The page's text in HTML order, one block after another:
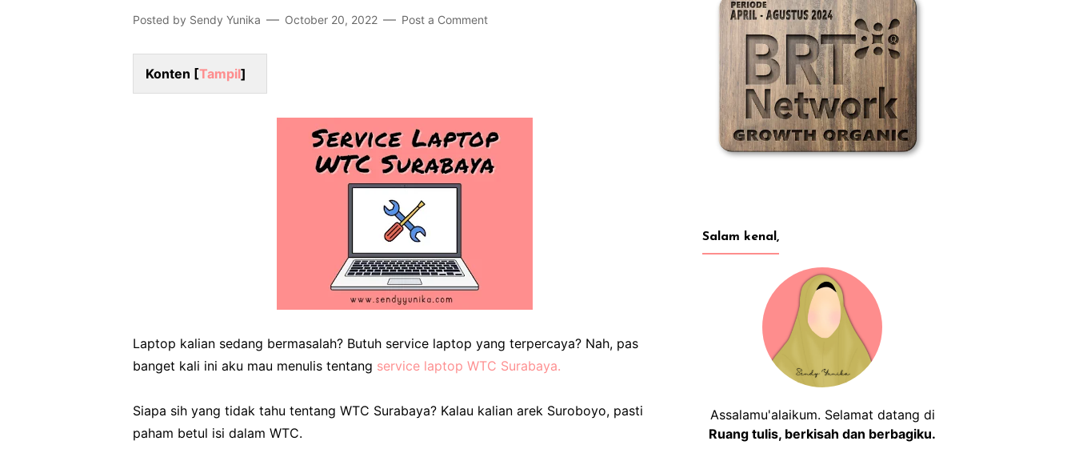
Posted by Sendy Yunika October 20, 2022 Post a Comment
Konten [Tampil]
Laptop kalian sedang bermasalah? Butuh service laptop yang terpercaya? Nah, pas
banget kali ini aku mau menulis tentang service laptop WTC Surabaya.
Siapa sih yang tidak tahu tentang WTC Surabaya? Kalau kalian arek Suroboyo, pasti
paham betul isi dalam WTC.
Salam kenal,
Assalamu'alaikum. Selamat datang di
Ruang tulis, berkisah dan berbagiku.